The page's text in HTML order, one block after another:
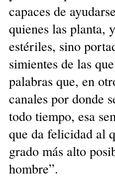
capaces de
quienes las planta,
estériles, sino
simientes de las
palabras que, en
canales por donde
todo tiempo, esa
que da felicidad al
grado más alto
hombre”.